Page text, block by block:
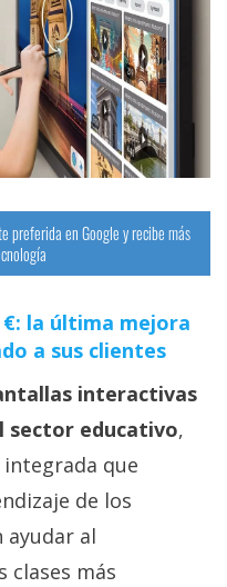
preferida en Google y recibe más
€: la última mejora
a sus clientes
interactivas
sector educativo,
que
de los
al
clases más